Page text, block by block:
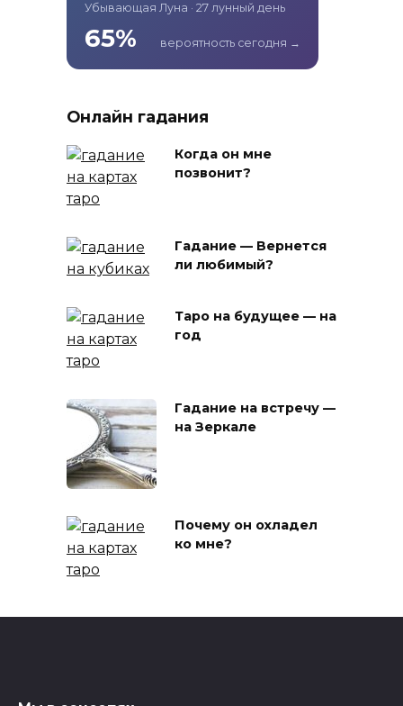
Убывающая Луна · 27 лунный день
65% вероятность сегодня →
Онлайн гадания
Когда он мне
позвонит?
Гадание — Вернется
ли любимый?
Таро на будущее — на
год
Гадание на встречу —
на Зеркале
Почему он охладел
ко мне?